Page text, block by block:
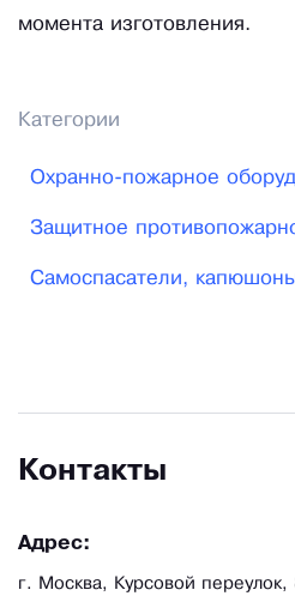
момента изготовления.
Категории
Охранно-пожарное
Защитное
Самоспасатели,
Контакты
Адрес:
г. Москва, Курсовой